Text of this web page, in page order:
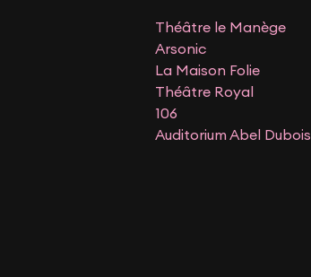
Théâtre le Manège
Arsonic
La Maison Folie
Théâtre Royal
106
Auditorium Abel Dubois